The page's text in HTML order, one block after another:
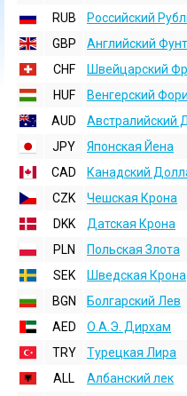
RUB
Российский
GBP
Английский
CHF
Швейцарский
HUF
Венгерский
AUD
Австралийский
JPY
Японская Йена
CAD
Канадский
CZK
Чешская Крона
DKK
Датская Крона
PLN
Польская Злота
SEK
Шведская Крона
BGN
Болгарский Лев
AED
О.А.Э. Дирхам
TRY
Турецкая Лира
ALL
Албанский лек